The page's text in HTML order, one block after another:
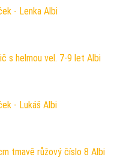
- Lenka Albi
byla: 149 Kč.
s helmou vel. 7-9 let Albi
byla: 399 Kč.
- Lukáš Albi
byla: 149 Kč.
tmavě růžový číslo 8 Albi